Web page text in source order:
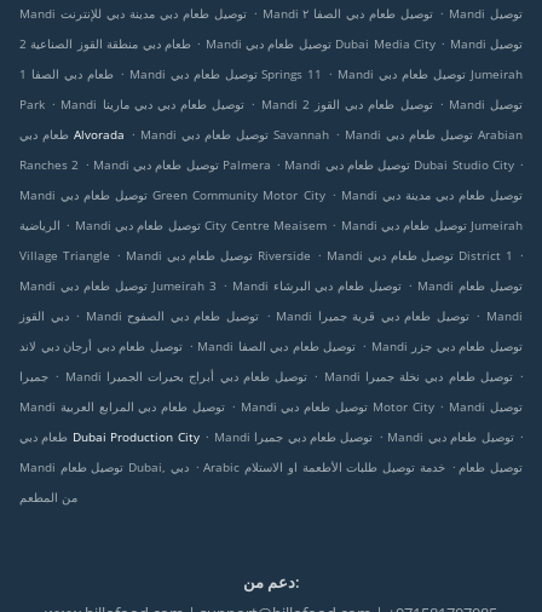
Mandi توصيل طعام دبي مدينة دبي للإنترنت . Mandi توصيل طعام دبي الصفا ٢ . Mandi توصيل
طعام دبي منطقة القوز الصناعية 2 . Mandi توصيل طعام دبي Dubai Media City . Mandi توصيل
طعام دبي الصفا 1 . Mandi توصيل طعام دبي Springs 11 . Mandi توصيل طعام دبي Jumeirah
Park . Mandi توصيل طعام دبي دبي مارينا . Mandi توصيل طعام دبي القوز 2 . Mandi توصيل
طعام دبي Alvorada . Mandi توصيل طعام دبي Savannah . Mandi توصيل طعام دبي Arabian
Ranches 2 . Mandi توصيل طعام دبي Palmera . Mandi توصيل طعام دبي Dubai Studio City .
Mandi توصيل طعام دبي Green Community Motor City . Mandi توصيل طعام دبي مدينة دبي
الرياضية . Mandi توصيل طعام دبي City Centre Meaisem . Mandi توصيل طعام دبي Jumeirah
Village Triangle . Mandi توصيل طعام دبي Riverside . Mandi توصيل طعام دبي District 1
.
Mandi توصيل طعام دبي Jumeirah 3 . Mandi توصيل طعام دبي البرشاء . Mandi توصيل طعام
دبي القوز . Mandi توصيل طعام دبي الصفوح . Mandi توصيل طعام دبي قرية جميرا . Mandi
توصيل طعام دبي أرجان دبي لاند . Mandi توصيل طعام دبي الصفا . Mandi توصيل طعام دبي جزر
جميرا . Mandi توصيل طعام دبي أبراج بحيرات الجميرا . Mandi توصيل طعام دبي نخلة جميرا .
Mandi توصيل طعام دبي المرابع العربية . Mandi توصيل طعام دبي Motor City . Mandi توصيل
طعام دبي Dubai Production City . Mandi توصيل طعام دبي جميرا . Mandi توصيل طعام دبي .
Mandi توصيل طعام Dubai, دبي . Arabic توصيل طعام. خدمة توصيل طلبات الأطعمة او الاستلام
من المطعم
دعم من: